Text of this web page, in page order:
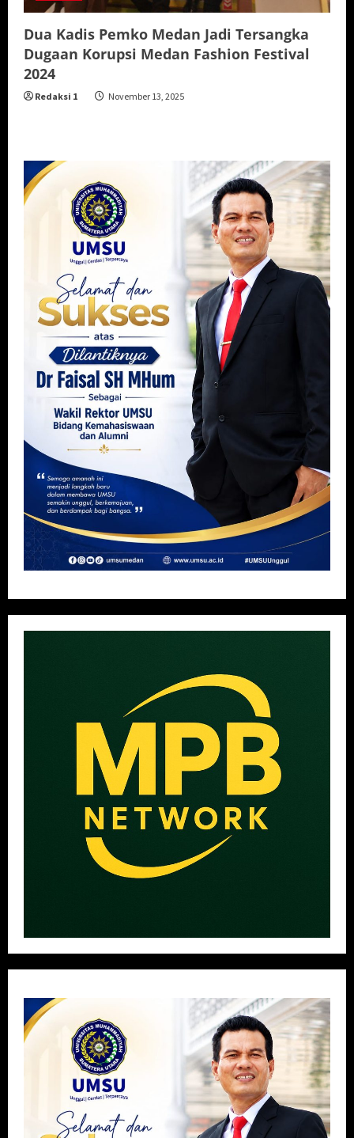
Dua Kadis Pemko Medan Jadi Tersangka
Dugaan Korupsi Medan Fashion Festival
2024
Redaksi 1 November 13, 2025